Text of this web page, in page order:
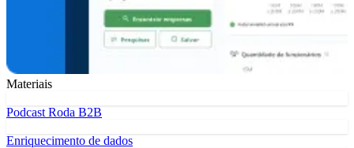
Materiais
Podcast Roda B2B
Enriquecimento de dados